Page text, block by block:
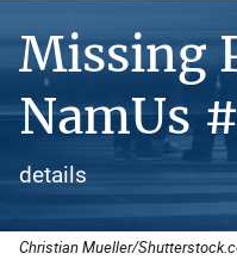
Missing
NamUs
details
Christian Mueller/